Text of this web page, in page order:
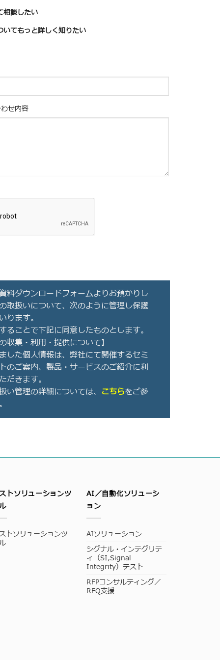
相談したい
いてもっと詳しく知りたい
せ内容
料ダウンロードフォームよりお預かりし
取扱いについて、次のように管理し保護
ります。
ることで下記に同意したものとします。
収集・利用・提供について】
した個人情報は、弊社にて開催するセミ
のご案内、製品・サービスのご紹介に利
だきます。
い管理の詳細については、 こちらをご参
トソリューションツ
トソリューションツ
AI／自動化ソリューシ
ョン
AIソリューション
シグナル・インテグリテ
ィ（SI,Signal
Integrity）テスト
RFPコンサルティング／
RFQ支援